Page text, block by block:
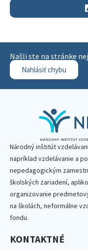
Našli ste na stránke
Nahlásiť chybu
Národný inštitút
napríklad vzdelávanie a
nepedagogickým
školských zariadení,
organizovanie
na školách, neformálne
fondu.
KONTAKTNÉ